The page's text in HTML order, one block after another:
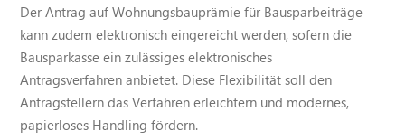
Der Antrag auf Wohnungsbauprämie für Bausparbeiträge
kann zudem elektronisch eingereicht werden, sofern die
Bausparkasse ein zulässiges elektronisches
Antragsverfahren anbietet. Diese Flexibilität soll den
Antragstellern das Verfahren erleichtern und modernes,
papierloses Handling fördern.